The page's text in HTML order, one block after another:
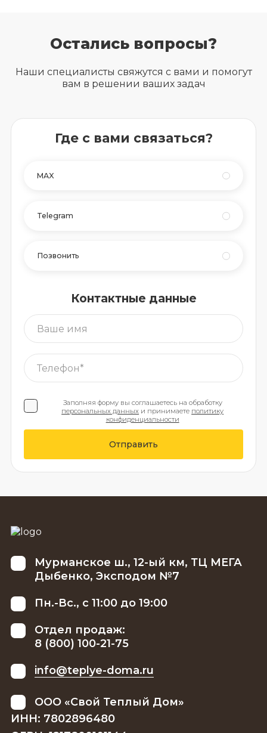
Остались вопросы?
Наши специалисты свяжутся с вами и помогут
вам в решении ваших задач
Где с вами связаться?
MAX
Telegram
Позвонить
Контактные данные
Заполняя форму вы соглашаетесь на обработку
персональных данных и принимаете политику
конфиденциальности
Отправить
Мурманское ш., 12-ый км, ТЦ МЕГА
Дыбенко, Эксподом №7
Пн.-Вс., с 11:00 до 19:00
Отдел продаж:
8 (800) 100-21-75
info@teplye-doma.ru
ООО «Свой Теплый Дом»
ИНН: 7802896480